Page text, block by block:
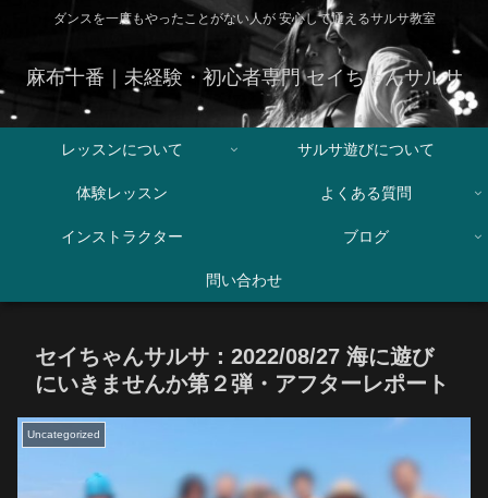
ダンスを一度もやったことがない人が 安心して通えるサルサ教室
麻布十番｜未経験・初心者専門 セイちゃんサルサ
レッスンについて サルサ遊びについて
体験レッスン よくある質問
インストラクター ブログ
問い合わせ
セイちゃんサルサ：2022/08/27 海に遊び
にいきませんか第２弾・アフターレポート
Uncategorized